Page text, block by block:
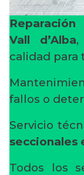
Vall d’Alba,
calidad para
fallos o
Servicio
seccionales
Todos los